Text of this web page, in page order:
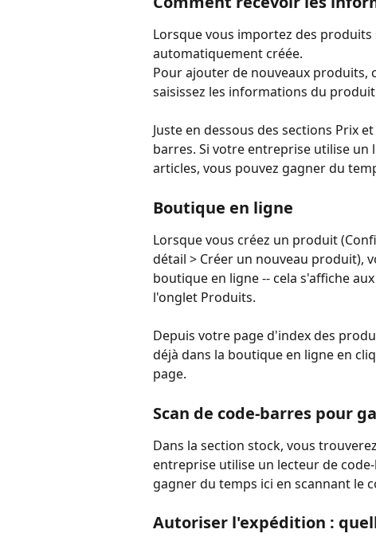
Lorsque vous importez des
automatiquement créée.
Pour ajouter de nouveaux produits,
saisissez les informations du
Juste en dessous des sections Prix
barres. Si votre entreprise utilise
articles, vous pouvez gagner du
Boutique en ligne
Lorsque vous créez un produit
détail > Créer un nouveau produit),
boutique en ligne -- cela s'affiche
l'onglet Produits.
Depuis votre page d'index des
déjà dans la boutique en ligne en
page.
Scan de code-barres pour
Dans la section stock, vous
entreprise utilise un lecteur de
gagner du temps ici en scannant le
Autoriser l'expédition :